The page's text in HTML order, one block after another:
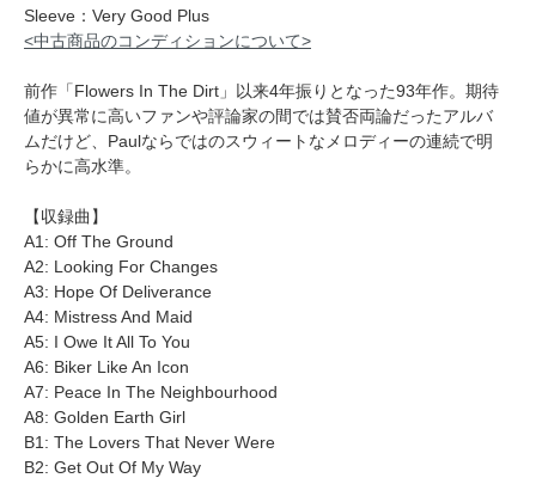
Sleeve：Very Good Plus
<中古商品のコンディションについて>
前作「Flowers In The Dirt」以来4年振りとなった93年作。期待
値が異常に高いファンや評論家の間では賛否両論だったアルバ
ムだけど、Paulならではのスウィートなメロディーの連続で明
らかに高水準。
【収録曲】
A1: Off The Ground
A2: Looking For Changes
A3: Hope Of Deliverance
A4: Mistress And Maid
A5: I Owe It All To You
A6: Biker Like An Icon
A7: Peace In The Neighbourhood
A8: Golden Earth Girl
B1: The Lovers That Never Were
B2: Get Out Of My Way